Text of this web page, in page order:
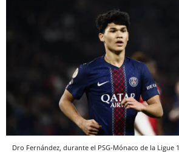
Dro Fernández, durante el PSG-Mónaco de la Ligue 1